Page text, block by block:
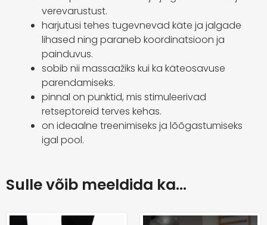
verevarustust.
harjutusi tehes tugevnevad käte ja jalgade
lihased ning paraneb koordinatsioon ja
painduvus.
sobib nii massaažiks kui ka käteosavuse
parendamiseks.
pinnal on punktid, mis stimuleerivad
retseptoreid terves kehas.
on ideaalne treenimiseks ja lõõgastumiseks
igal pool.
Sulle võib meeldida ka…